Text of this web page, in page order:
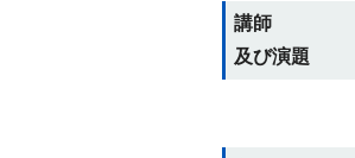
講師
及び演題